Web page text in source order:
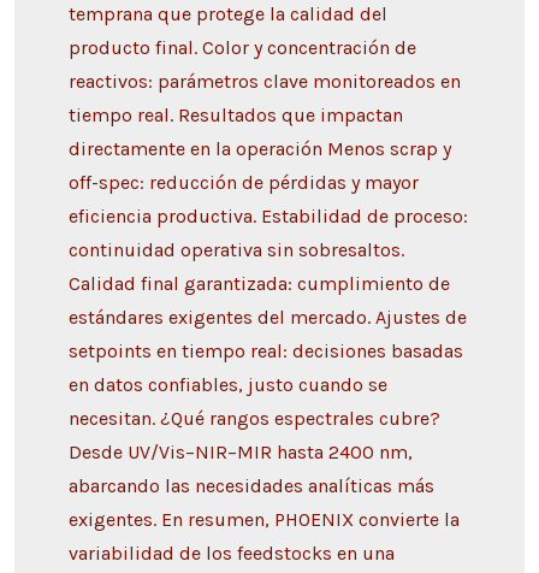
temprana que protege la calidad del
producto final. Color y concentración de
reactivos: parámetros clave monitoreados en
tiempo real. Resultados que impactan
directamente en la operación Menos scrap y
off-spec: reducción de pérdidas y mayor
eficiencia productiva. Estabilidad de proceso:
continuidad operativa sin sobresaltos.
Calidad final garantizada: cumplimiento de
estándares exigentes del mercado. Ajustes de
setpoints en tiempo real: decisiones basadas
en datos confiables, justo cuando se
necesitan. ¿Qué rangos espectrales cubre?
Desde UV/Vis–NIR–MIR hasta 2400 nm,
abarcando las necesidades analíticas más
exigentes. En resumen, PHOENIX convierte la
variabilidad de los feedstocks en una